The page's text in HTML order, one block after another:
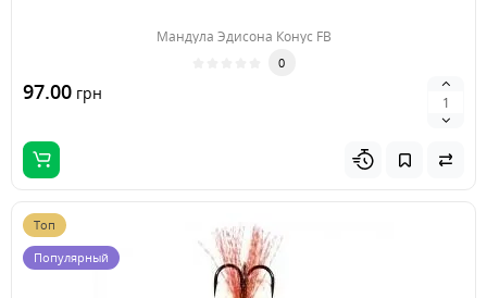
Мандула Эдисона Конус FB
0
97.00 грн
Топ
Популярный